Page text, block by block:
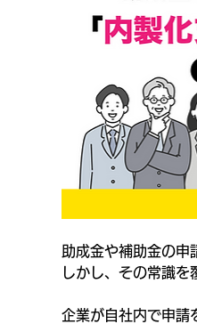
助成金や補助金の
しかし、その常識を
企業が自社内で申請